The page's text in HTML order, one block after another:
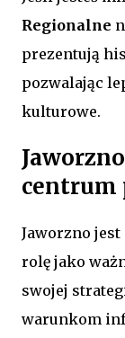
Regionalne
prezentują
pozwalając
kulturowe.
centrum
Jaworzno
rolę jako
swojej
warunkom